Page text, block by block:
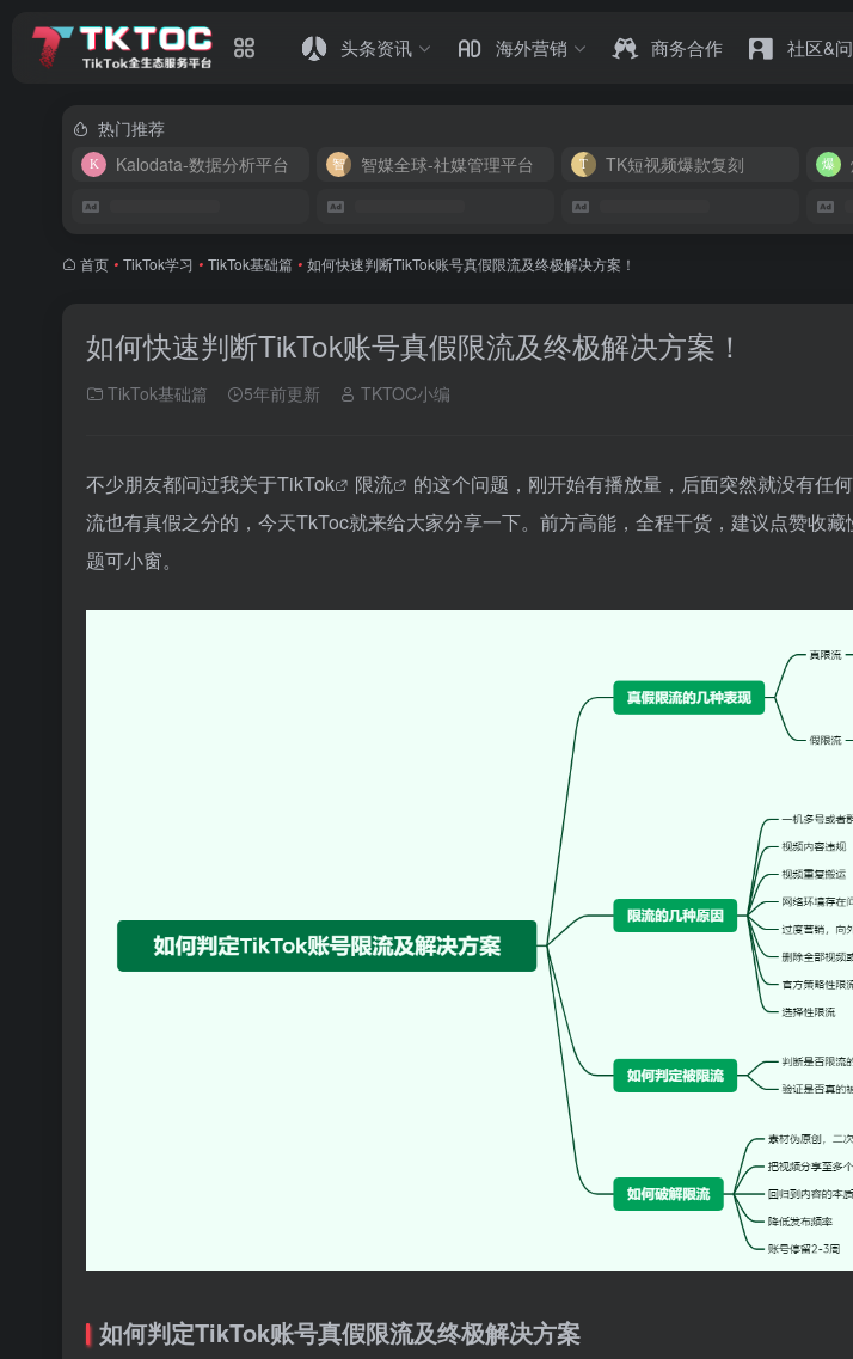
头条资讯 海外营销 商务合作 社区&
热门推荐
Kalodata-数据分析平台
智媒全球-社媒管理平台 TK短视频爆款复刻
首页 • TikTok学习 • TikTok基础篇 • 如何快速判断TikTok账号真假限流及终极解决方案！
如何快速判断TikTok账号真假限流及终极解决方案！
TikTok基础篇 5年前更新 TKTOC小编
不少朋友都问过我关于TikTok 限流
的这个问题，刚开始有播放量，后面突然就没有任
流也有真假之分的，今天TkToc就来给大家分享一下。前方高能，全程干货，建议点赞收
题可小窗。
如何判定TikTok账号真假限流及终极解决方案